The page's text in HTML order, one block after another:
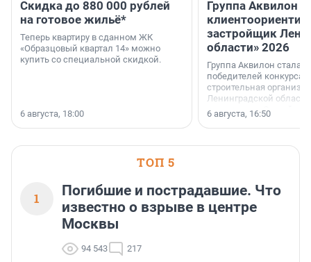
Скидка до 880 000 рублей
на готовое жильё*
Теперь квартиру в сданном ЖК
«Образцовый квартал 14» можно
купить со специальной скидкой.
6 августа, 18:00
Группа Аквилон
застройщик
области» 2026
Группа Аквилон стала
победителей конкурса
строительная
Ленинградской области
номинации «Самый
застройщик
6 августа, 16:50
ТОП 5
1
Погибшие и пострадавшие. Что
известно о взрыве в центре
Москвы
94 543 217